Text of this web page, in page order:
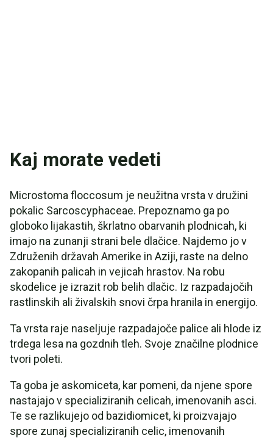
Kaj morate vedeti
Microstoma floccosum je neužitna vrsta v družini
pokalic Sarcoscyphaceae. Prepoznamo ga po
globoko lijakastih, škrlatno obarvanih plodnicah, ki
imajo na zunanji strani bele dlačice. Najdemo jo v
Združenih državah Amerike in Aziji, raste na delno
zakopanih palicah in vejicah hrastov. Na robu
skodelice je izrazit rob belih dlačic. Iz razpadajočih
rastlinskih ali živalskih snovi črpa hranila in energijo.
Ta vrsta raje naseljuje razpadajoče palice ali hlode iz
trdega lesa na gozdnih tleh. Svoje značilne plodnice
tvori poleti.
Ta goba je askomiceta, kar pomeni, da njene spore
nastajajo v specializiranih celicah, imenovanih asci.
Te se razlikujejo od bazidiomicet, ki proizvajajo
spore zunaj specializiranih celic, imenovanih